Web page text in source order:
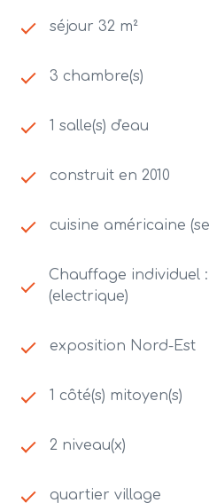
séjour 32 m²
3 chambre(s)
1 salle(s) d'eau
construit en 2010
cuisine américaine
Chauffage individuel
(electrique)
exposition Nord-Est
1 côté(s) mitoyen(s)
2 niveau(x)
quartier village